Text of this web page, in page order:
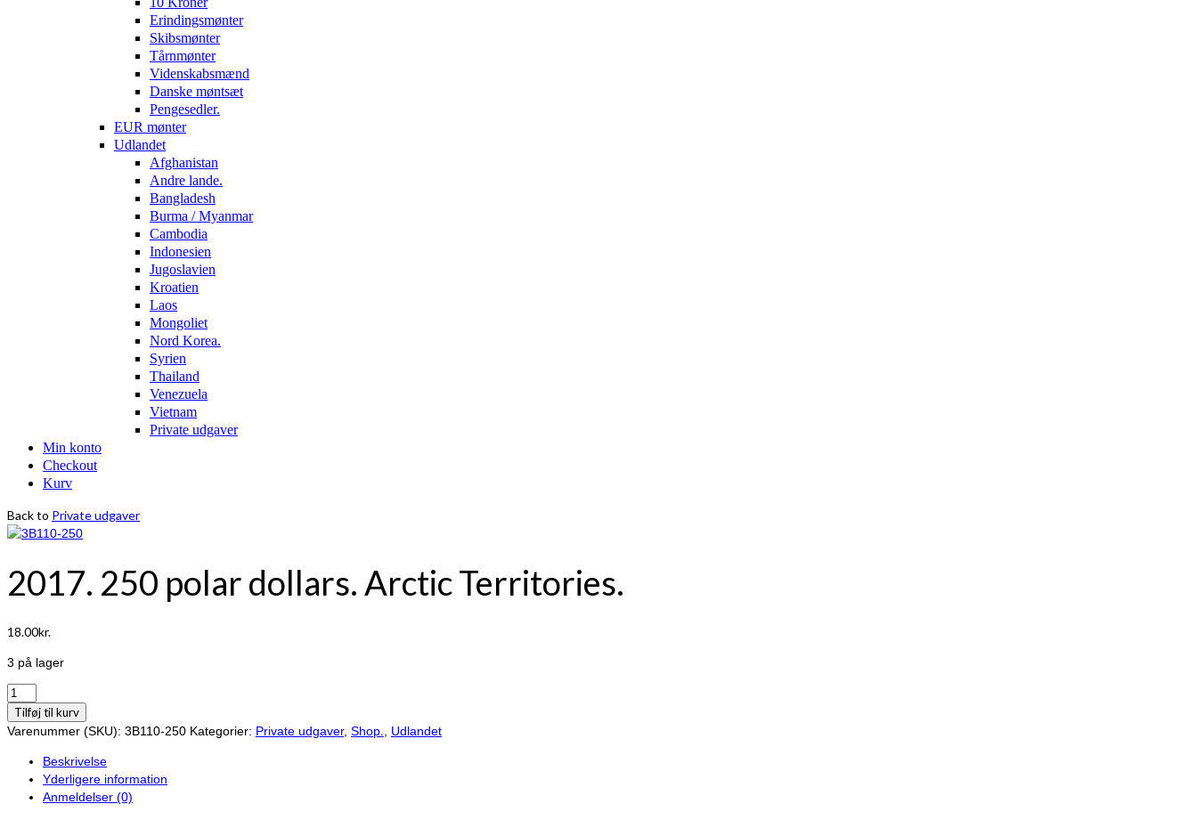
Erindingsmønter
Skibsmønter
Tårnmønter
Videnskabsmænd
Danske møntsæt
Pengesedler.
EUR mønter
Udlandet
Afghanistan
Andre lande.
Bangladesh
Burma / Myanmar
Cambodia
Indonesien
Jugoslavien
Kroatien
Laos
Mongoliet
Nord Korea.
Syrien
Thailand
Venezuela
Vietnam
Private udgaver
Min konto
Checkout
Kurv
Back to Private udgaver
2017. 250 polar dollars. Arctic Territories.
18.00kr.
3 på lager
2017.
250
polar
Arctic
Territories.
antal
Tilføj til kurv
Varenummer (SKU): 3B110-250 Kategorier: Private udgaver, Shop. Udlandet
Beskrivelse
Yderligere information
Anmeldelser (0)